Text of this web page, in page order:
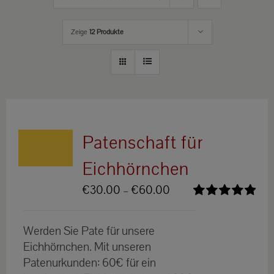
Zeige 12 Produkte
Patenschaft für
Eichhörnchen
€30.00 – €60.00Preisspanne:
Werden Sie Pate für unsere
Eichhörnchen. Mit unseren
Patenurkunden: 60€ für ein